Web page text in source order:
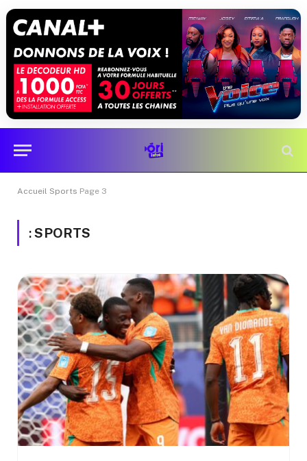
Accueil Sports Page 3
:SPORTS